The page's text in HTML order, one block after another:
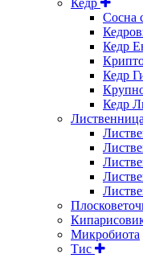
Сосна
Кедр
Кедр
Кедр
Лиственница
Микробиота
Тис